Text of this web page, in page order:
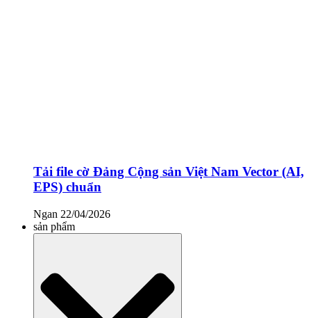
Tải file cờ Đảng Cộng sản Việt Nam Vector (AI,
EPS) chuẩn
Ngan 22/04/2026
sản phẩm